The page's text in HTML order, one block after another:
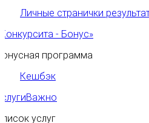
Личные странички
- Бонус»
программа
Кешбэк
Важно
услуг